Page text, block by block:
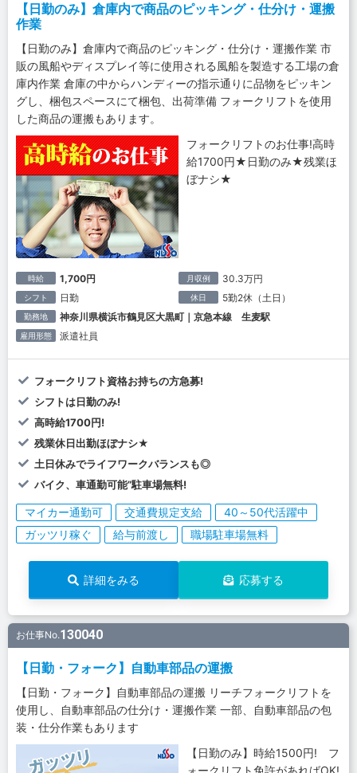
【日勤のみ】倉庫内で商品のピッキング・仕分け・運搬
作業
【日勤のみ】倉庫内で商品のピッキング・仕分け・運搬作業 市
販の風船やディスプレイ等に使用される風船を製造する工場の倉
庫内作業 倉庫の中からハンディーの指示通りに品物をピッキン
グし、梱包スペースにて梱包、出荷準備 フォークリフトを使用
した商品の運搬もあります。
フォークリフトのお仕事!高時
給1700円★日勤のみ★残業ほ
ぼナシ★
時給 1,700円 月収例 30.3万円
シフト 日勤 休日 5勤2休（土日）
勤務地 神奈川県横浜市鶴見区大黒町｜京急本線 生麦駅
雇用形態 派遣社員
フォークリフト資格お持ちの方急募!
シフトは日勤のみ!
高時給1700円!
残業休日出勤ほぼナシ★
土日休みでライフワークバランスも◎
バイク、車通勤可能”駐車場無料!
マイカー通勤可 交通費規定支給
40～50代活躍中
ガッツリ稼ぐ
給与前渡し 職場駐車場無料
詳細をみる 応募する
お仕事No.130040
【日勤・フォーク】自動車部品の運搬
【日勤・フォーク】自動車部品の運搬 リーチフォークリフトを
使用し、自動車部品の仕分け・運搬作業 一部、自動車部品の包
装・仕分作業もあります
【日勤のみ】時給1500円! フ
ォークリフト免許があればOK!